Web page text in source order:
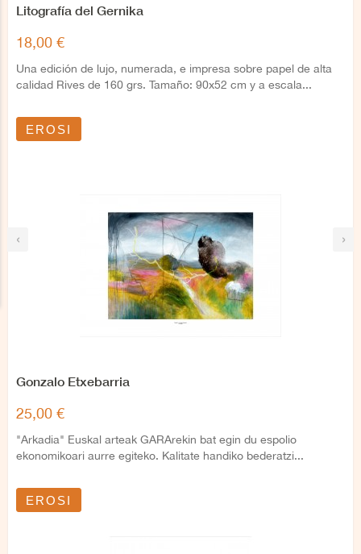
‹ ›
Litografía del Gernika
18,00 €
Una edición de lujo, numerada, e impresa sobre papel de alta
calidad Rives de 160 grs. Tamaño: 90x52 cm y a escala...
EROSI
Gonzalo Etxebarria
25,00 €
"Arkadia" Euskal arteak GARArekin bat egin du espolio
ekonomikoari aurre egiteko. Kalitate handiko bederatzi...
EROSI